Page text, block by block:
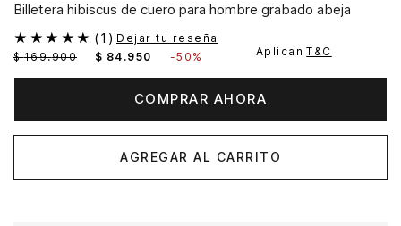
Billetera hibiscus de cuero para hombre grabado abeja
★ ★ ★ ★ ★ (1 ) Dejar tu reseña
$ 169.900 $ 84 .950 -50% Aplican T&C
COMPRAR AHORA
AGREGAR AL CARRITO